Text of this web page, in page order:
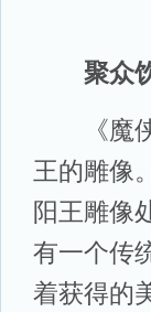
聚众
《魔侠
王的雕像
阳王雕像
有一个传
着获得的